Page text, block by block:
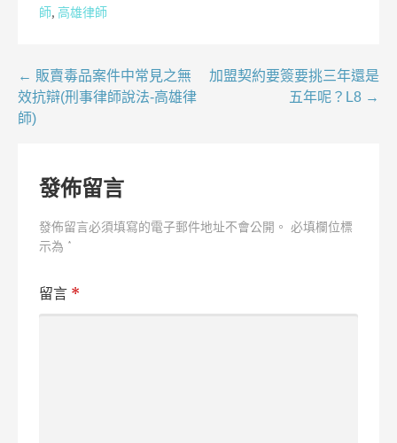
師, 高雄律師
文
章
← 販賣毒品案件中常見之無
效抗辯(刑事律師說法-高雄律
師)
加盟契約要簽要挑三年還是
五年呢？L8 →
發佈留言
發佈留言必須填寫的電子郵件地址不會公開。 必填欄位標
示為 *
留言 *